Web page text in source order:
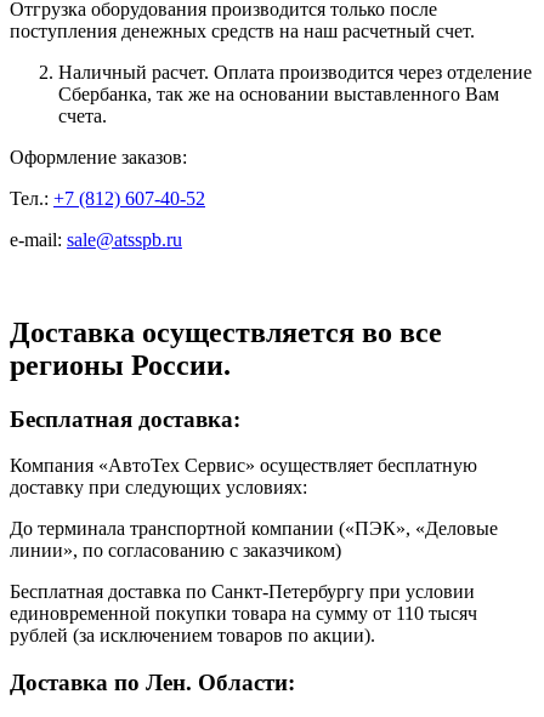
Отгрузка оборудования производится только после
поступления денежных средств на наш расчетный счет.
Наличный расчет. Оплата производится через отделение
Сбербанка, так же на основании выставленного Вам
счета.
Оформление заказов:
Тел.: +7 (812) 607-40-52
e-mail: sale@atsspb.ru
Доставка осуществляется во все
регионы России.
Бесплатная доставка:
Компания «АвтоТех Сервис» осуществляет бесплатную
доставку при следующих условиях:
До терминала транспортной компании («ПЭК», «Деловые
линии», по согласованию с заказчиком)
Бесплатная доставка по Санкт-Петербургу при условии
единовременной покупки товара на сумму от 110 тысяч
рублей (за исключением товаров по акции).
Доставка по Лен. Области: